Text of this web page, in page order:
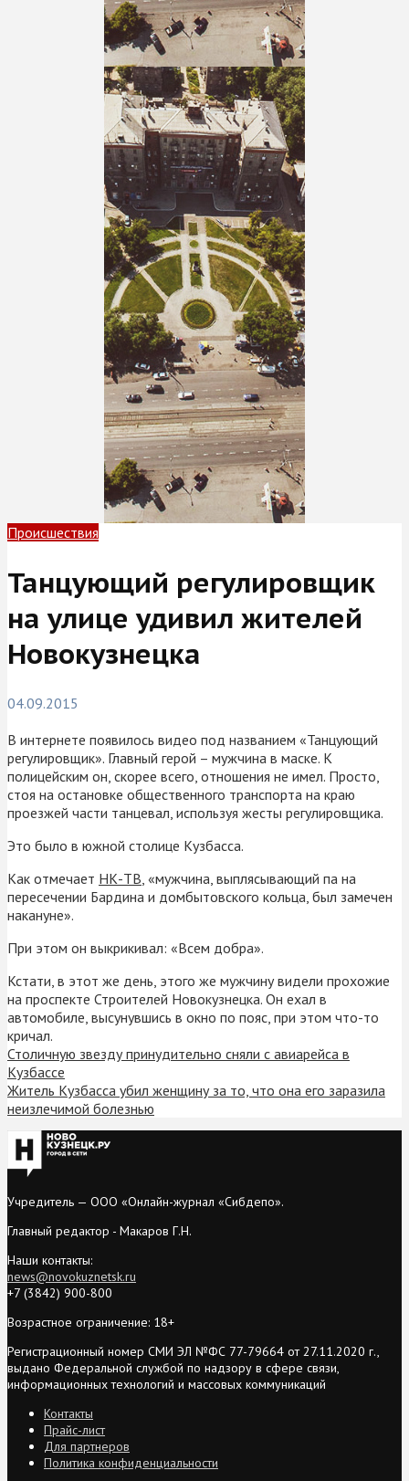
Происшествия
Танцующий регулировщик
на улице удивил жителей
Новокузнецка
04.09.2015
В интернете появилось видео под названием «Танцующий
регулировщик». Главный герой – мужчина в маске. К
полицейским он, скорее всего, отношения не имел. Просто,
стоя на остановке общественного транспорта на краю
проезжей части танцевал, используя жесты регулировщика.
Это было в южной столице Кузбасса.
Как отмечает НК-ТВ , «мужчина, выплясывающий па на
пересечении Бардина и домбытовского кольца, был замечен
накануне».
При этом он выкрикивал: «Всем добра».
Кстати, в этот же день, этого же мужчину видели прохожие
на проспекте Строителей Новокузнецка. Он ехал в
автомобиле, высунувшись в окно по пояс, при этом что-то
кричал.
Столичную звезду принудительно сняли с авиарейса в
Кузбассе
Житель Кузбасса убил женщину за то, что она его заразила
неизлечимой болезнью
Учредитель — ООО «Онлайн-журнал «Сибдепо».
Главный редактор - Макаров Г.Н.
Наши контакты:
news@novokuznetsk.ru
+7 (3842) 900-800
Возрастное ограничение: 18+
Регистрационный номер СМИ ЭЛ №ФС 77-79664 от 27.11.2020 г.,
выдано Федеральной службой по надзору в сфере связи,
информационных технологий и массовых коммуникаций
Контакты
Прайс-лист
Для партнеров
Политика конфиденциальности